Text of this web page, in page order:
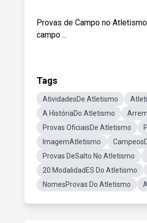
Provas de Campo no
campo ...
Tags
AtividadesDe Atletismo
A HistóriaDo Atletismo
Provas OficiaisDe Atletismo
ImagemAtletismo
Provas DeSalto No Atletismo
20 ModalidadES Do Atletismo
NomesProvas Do Atletismo